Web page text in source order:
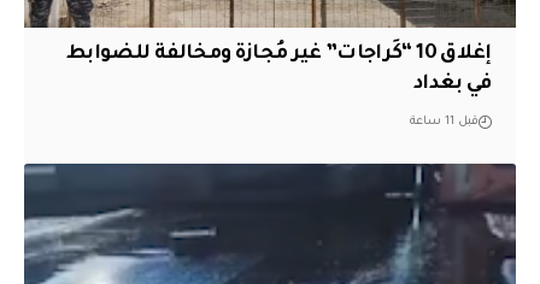
إغلاق 10 “كَراجات” غير مُجازة ومخالفة للضوابط
في بغداد
قبل 11 ساعة